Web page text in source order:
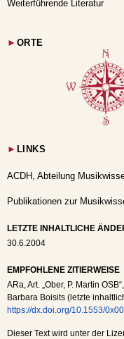
Weiterführende Literatur
► ORTE
► LINKS
ACDH, Abteilung
Publikationen zur
LETZTE INHALTLICHE
30.6.2004
EMPFOHLENE ZITIERWEISE
ARa , Art. „Ober, P. Martin
Barbara Boisits (letzte
https://dx.doi.org/10.1553/
Dieser Text wird unter der